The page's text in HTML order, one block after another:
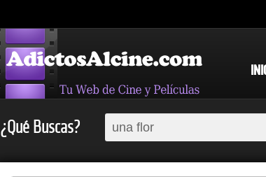
¿Qué Buscas?